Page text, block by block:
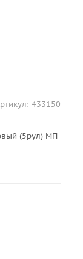
433150
(5рул) МП